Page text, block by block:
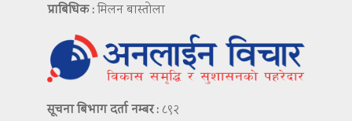
प्राबिधिक :मिलन बास्तोला
सूचना बिभाग दर्ता नम्बर : ८९२